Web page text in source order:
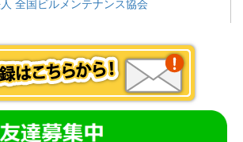
全国ビルメンテナンス協会